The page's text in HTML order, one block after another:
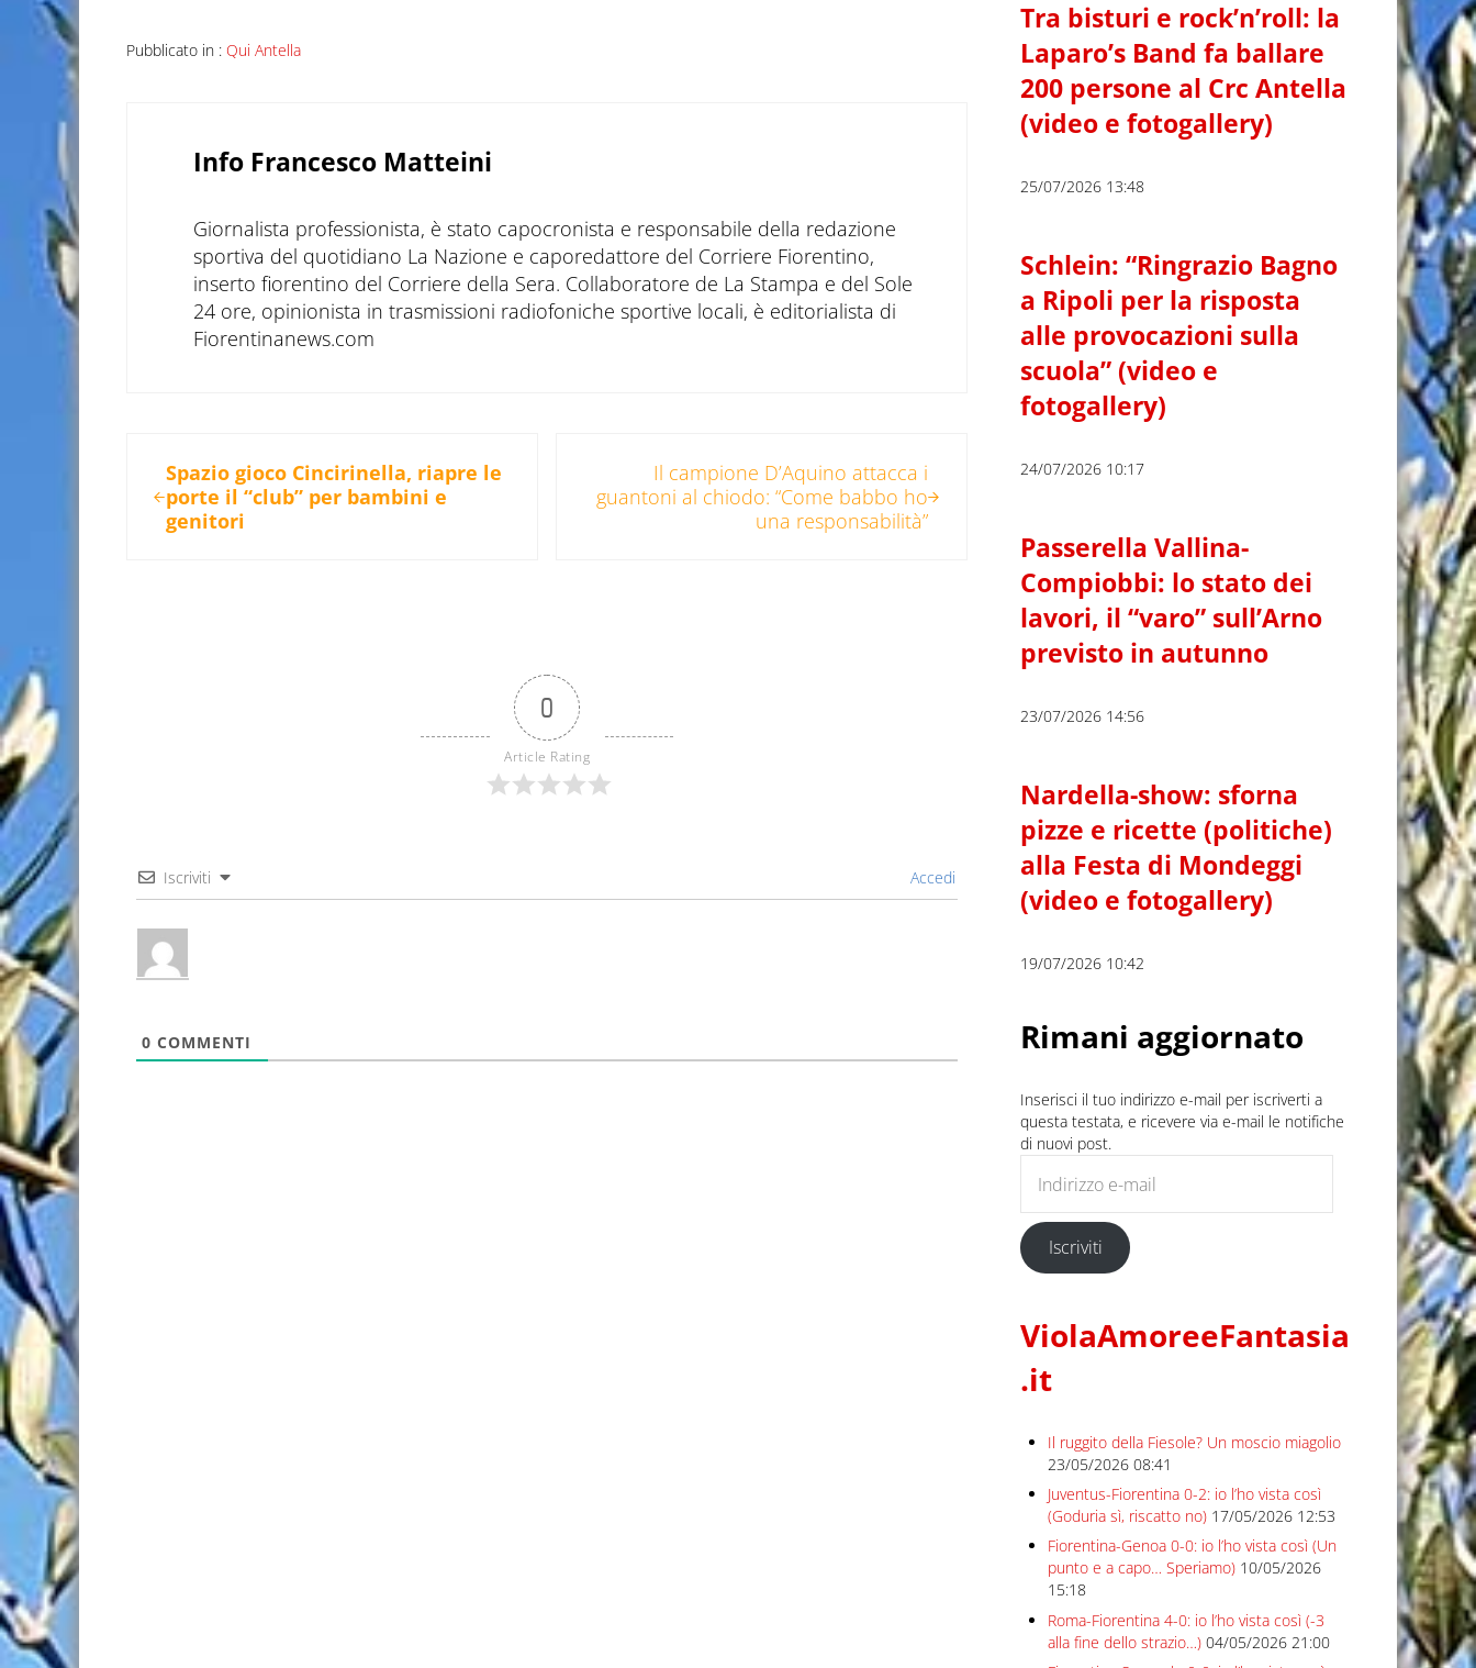
Pubblicato in : Qui Antella
Info Francesco Matteini
Giornalista professionista, è stato capocronista e responsabile della redazione
sportiva del quotidiano La Nazione e caporedattore del Corriere Fiorentino,
inserto fiorentino del Corriere della Sera. Collaboratore de La Stampa e del Sole
24 ore, opinionista in trasmissioni radiofoniche sportive locali, è editorialista di
Fiorentinanews.com
Spazio gioco Cincirinella, riapre le
porte il “club” per bambini e
genitori
Il campione D’Aquino attacca i
guantoni al chiodo: “Come babbo ho
una responsabilità”
0
Article Rating
Iscriviti Accedi
0 COMMENTI
Tra bisturi e rock’n’roll: la
Laparo’s Band fa ballare
200 persone al Crc Antella
(video e fotogallery)
25/07/2026 13:48
Schlein: “Ringrazio Bagno
a Ripoli per la risposta
alle provocazioni sulla
scuola” (video e
fotogallery)
24/07/2026 10:17
Passerella Vallina-
Compiobbi: lo stato dei
lavori, il “varo” sull’Arno
previsto in autunno
23/07/2026 14:56
Nardella-show: sforna
pizze e ricette (politiche)
alla Festa di Mondeggi
(video e fotogallery)
19/07/2026 10:42
Rimani aggiornato
Inserisci il tuo indirizzo e-mail per iscriverti a
questa testata, e ricevere via e-mail le notifiche
di nuovi post.
Iscriviti
ViolaAmoreeFantasia
.it
Il ruggito della Fiesole? Un moscio miagolio
23/05/2026 08:41
Juventus-Fiorentina 0-2: io l’ho vista così
(Goduria sì, riscatto no) 17/05/2026 12:53
Fiorentina-Genoa 0-0: io l’ho vista così (Un
punto e a capo… Speriamo) 10/05/2026
15:18
Roma-Fiorentina 4-0: io l’ho vista così (-3
alla fine dello strazio…) 04/05/2026 21:00